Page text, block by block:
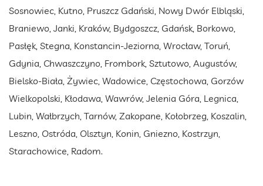
Sosnowiec, Kutno, Pruszcz Gdański, Nowy Dwór Elbląski,
Braniewo, Janki, Kraków, Bydgoszcz, Gdańsk, Borkowo,
Pasłęk, Stegna, Konstancin-Jeziorna, Wrocław, Toruń,
Gdynia, Chwaszczyno, Frombork, Sztutowo, Augustów,
Bielsko-Biała, Żywiec, Wadowice, Częstochowa, Gorzów
Wielkopolski, Kłodawa, Wawrów, Jelenia Góra, Legnica,
Lubin, Wałbrzych, Tarnów, Zakopane, Kołobrzeg, Koszalin,
Leszno, Ostróda, Olsztyn, Konin, Gniezno, Kostrzyn,
Starachowice, Radom.